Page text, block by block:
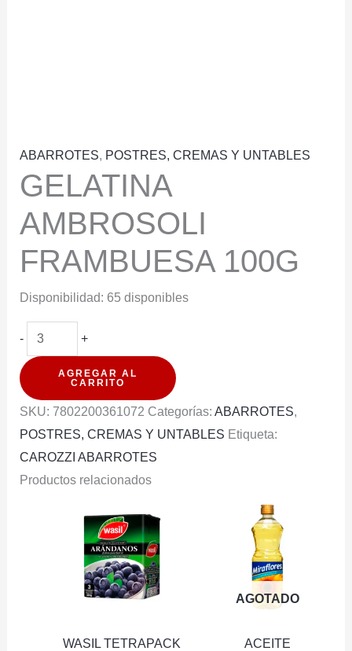
ABARROTES, POSTRES, CREMAS Y UNTABLES
GELATINA
AMBROSOLI
FRAMBUESA 100G
Disponibilidad: 65 disponibles
-
GELATINA
AMBROSOLI
FRAMBUESA
100G
+
AGREGAR AL
CARRITO
SKU: 7802200361072 Categorías: ABARROTES,
POSTRES, CREMAS Y UNTABLES Etiqueta:
CAROZZI ABARROTES
Productos relacionados
WASIL TETRAPACK
AGOTADO
ACEITE